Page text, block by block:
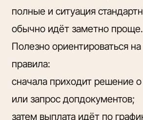
полные и ситуация
обычно идёт заметно проще.
Полезно ориентироваться на
правила:
сначала приходит решение
или запрос допдокументов;
затем выплата идёт по